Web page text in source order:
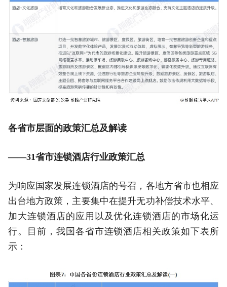
各省市层面的政策汇总及解读
——31省市连锁酒店行业政策汇总
为响应国家发展连锁酒店的号召，各地方省市也相应
出台地方政策，主要集中在提升无功补偿技术水平、
加大连锁酒店的应用以及优化连锁酒店的市场化运
行。目前，我国各省市连锁酒店相关政策如下表所
示：